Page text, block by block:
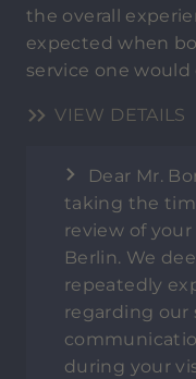
the overall
expected when
service one
VIEW DETAILS
Dear Mr.
taking the
review of
Berlin. We
repeatedly
regarding our
during your